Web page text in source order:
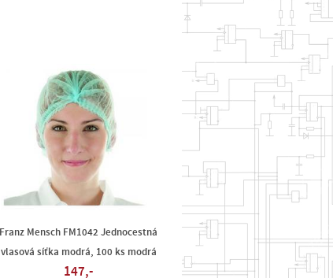
Franz Mensch FM1042 Jednocestná
vlasová síťka modrá, 100 ks modrá
147,-